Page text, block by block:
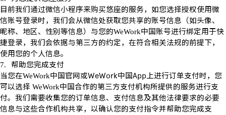
目前我们通过微信小程序来购买悠座的服务，如您选择授权使用微
信账号登录时，我们会从微信处获取您共享的账号信息（如头像、
昵称、地区、性别等信息）与您的WeWork中国账号进行绑定用于快
捷登录，我们会依据与第三方的约定，在符合相关法规的前提下，
使用您的个人信息。
7.
帮助您完成支付
当您在WeWork中国官网或WeWork中国App上进行订单支付时，您
可以选择 WeWork中国合作的第三方支付机构所提供的服务进行支
付。我们需要收集您的订单信息、支付信息及其他法律要求的必要
信息与这些合作机构共享，以确认您的支付指令并帮助您完成支